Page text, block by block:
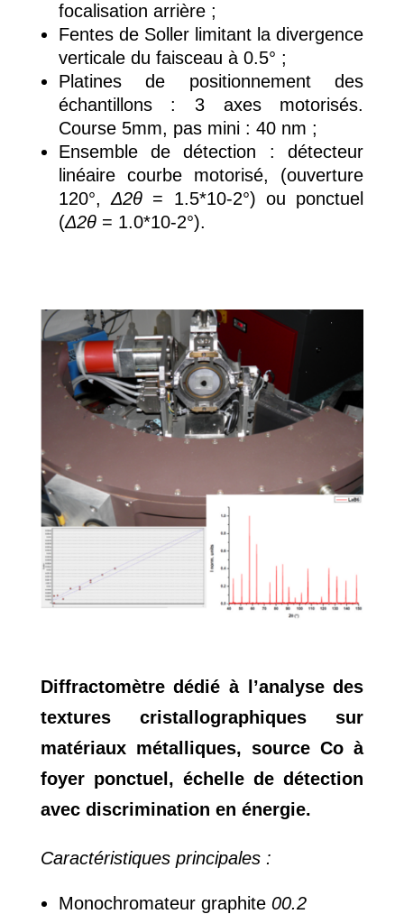
focalisation arrière ;
Fentes de Soller limitant la divergence
verticale du faisceau à 0.5° ;
Platines de positionnement des
échantillons : 3 axes motorisés.
Course 5mm, pas mini : 40 nm ;
Ensemble de détection : détecteur
linéaire courbe motorisé, (ouverture
120°, Δ2θ = 1.5*10-2°) ou ponctuel
(Δ2θ= 1.0*10-2°).
Diffractomètre dédié à l’analyse des
textures cristallographiques sur
matériaux métalliques, source Co à
foyer ponctuel, échelle de détection
avec discrimination en énergie.
Caractéristiques principales :
Monochromateur graphite 00.2